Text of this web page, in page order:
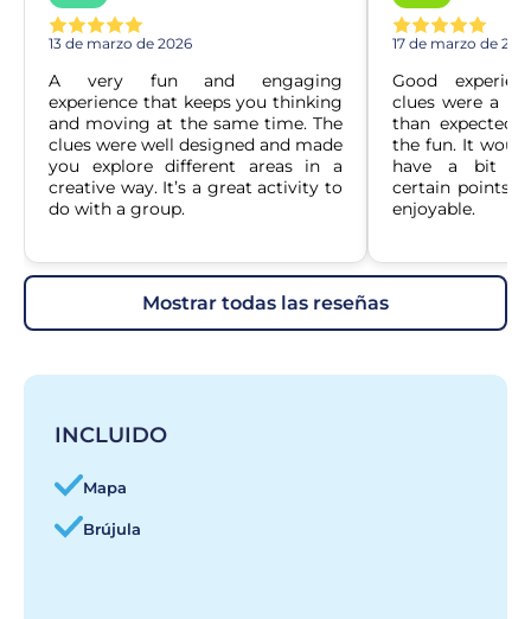
13 de marzo de 2026
A very fun and engaging
experience that keeps you thinking
and moving at the same time. The
clues were well designed and made
you explore different areas in a
creative way. It’s a great activity to
do with a group.
17 de marzo de
Good
clues were a
than
the fun. It
have a bit
certain points,
enjoyable.
mostrar todas las reseñas
INCLUIDO
Mapa
Brújula